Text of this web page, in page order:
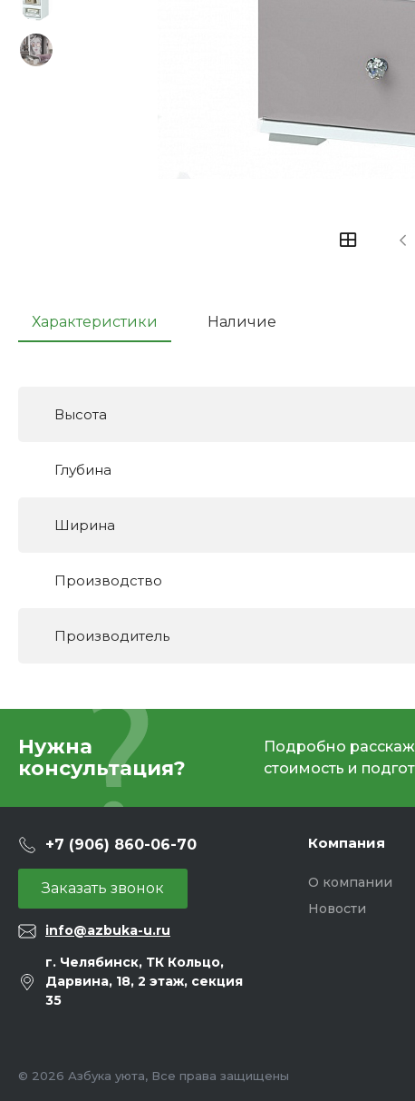
Характеристики Наличие
Высота
Глубина
Ширина
Производство
Производитель
Нужна
консультация?
Подробно
стоимость и
+7 (906) 860-06-70
Заказать звонок
info@azbuka-u.ru
г. Челябинск, ТК Кольцо,
Дарвина, 18, 2 этаж, секция
35
Компания
О компании
Новости
© 2026 Азбука уюта, Все права защищены